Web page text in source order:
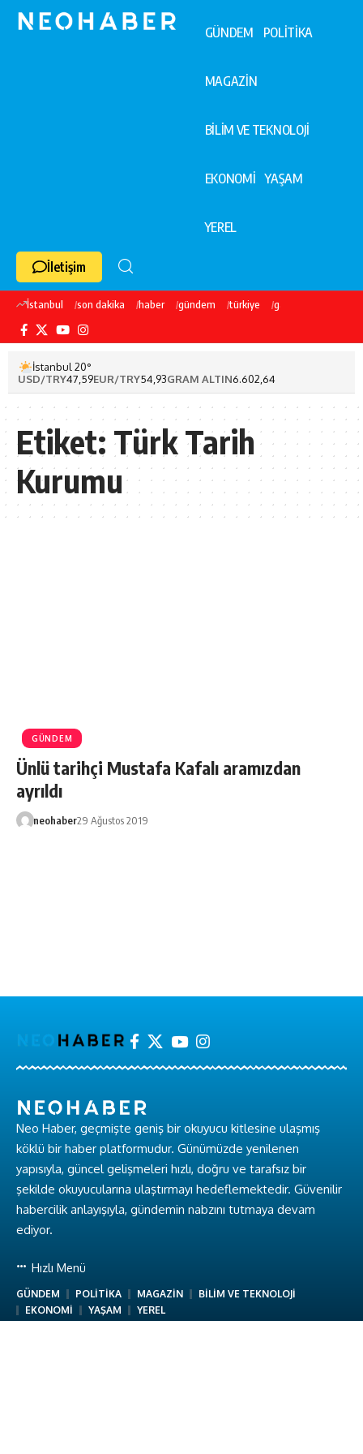
GÜNDEM POLİTİKA
MAGAZİN
BİLİM VE TEKNOLOJİ
EKONOMİ YAŞAM
YEREL
İletişim
İstanbul son dakika haber gündem türkiye galatasaray
İstanbul 20°
USD/TRY47,59EUR/TRY54,93GRAM ALTIN6.602,64
Etiket: Türk Tarih
Kurumu
GÜNDEM
Ünlü tarihçi Mustafa Kafalı aramızdan
ayrıldı
neohaber29 Ağustos 2019
Neo Haber, geçmişte geniş bir okuyucu kitlesine ulaşmış
köklü bir haber platformudur. Günümüzde yenilenen
yapısıyla, güncel gelişmeleri hızlı, doğru ve tarafsız bir
şekilde okuyucularına ulaştırmayı hedeflemektedir. Güvenilir
habercilik anlayışıyla, gündemin nabzını tutmaya devam
ediyor.
Hızlı Menü
GÜNDEM POLİTİKA MAGAZİN
BİLİM VE TEKNOLOJİ
EKONOMİ
YAŞAM YEREL